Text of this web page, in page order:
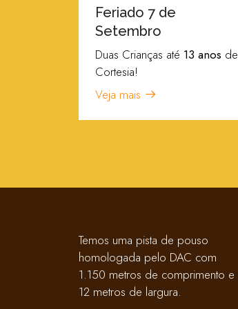
Feriado 7 de
Setembro
Duas Crianças até 13 anos de
Cortesia!
Veja mais
Temos uma pista de pouso
homologada pelo DAC com
1.150 metros de comprimento e
12 metros de largura.